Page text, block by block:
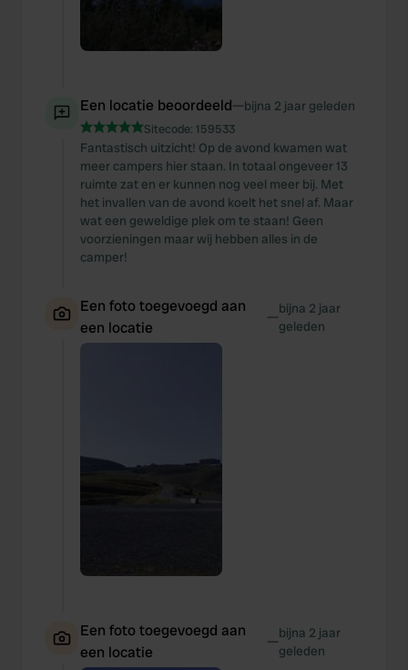
Een locatie beoordeeld—bijna 2 jaar geleden
Sitecode: 159533
Fantastisch uitzicht! Op de avond kwamen wat
meer campers hier staan. In totaal ongeveer 13
ruimte zat en er kunnen nog veel meer bij. Met
het invallen van de avond koelt het snel af. Maar
wat een geweldige plek om te staan! Geen
voorzieningen maar wij hebben alles in de
camper!
Een foto toegevoegd aan
een locatie
—bijna 2 jaar
geleden
Een foto toegevoegd aan
een locatie
—bijna 2 jaar
geleden